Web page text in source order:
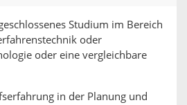
Studium im Bereich
oder
oder eine vergleichbare
in der Planung und